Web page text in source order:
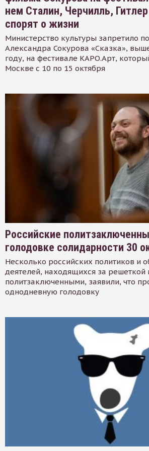
нем Сталин, Черчилль,
спорят о жизни
Министерство культуры запретило
Александра Сокурова «Сказка»,
году, на фестивале КАРО.Арт,
Москве с 10 по 15 октября
Российские
голодовке солидарности 30
Несколько российских политиков и
деятелей, находящихся за решеткой
политзаключенными, заявили, что
однодневную голодовку